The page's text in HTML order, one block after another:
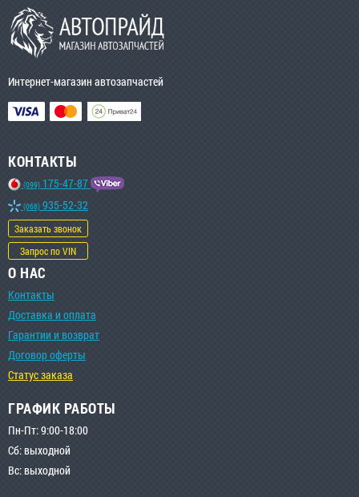
Интернет-магазин автозапчастей
КОНТАКТЫ
(099) 175-47-87
(068) 935-52-32
Заказать звонок
Запрос по VIN
О НАС
Контакты
Доставка и оплата
Гарантии и возврат
Договор оферты
Статус заказа
ГРАФИК РАБОТЫ
Пн-Пт: 9:00-18:00
Сб: выходной
Вс: выходной